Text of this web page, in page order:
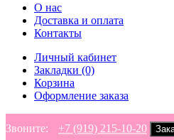
О нас
Доставка и оплата
Контакты
Личный кабинет
Закладки (0)
Корзина
Оформление заказа
Звоните: +7 (919) 215-10-20